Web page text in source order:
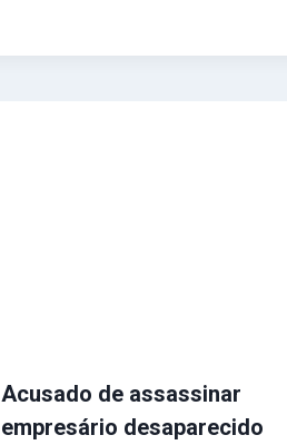
Acusado de assassinar
empresário desaparecido